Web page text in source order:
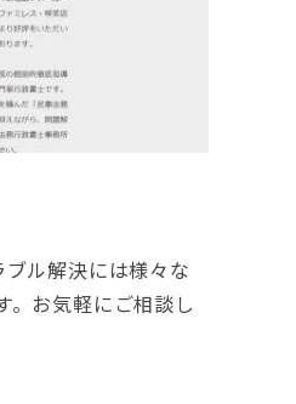
ル解決には様々な
。お気軽にご相談し